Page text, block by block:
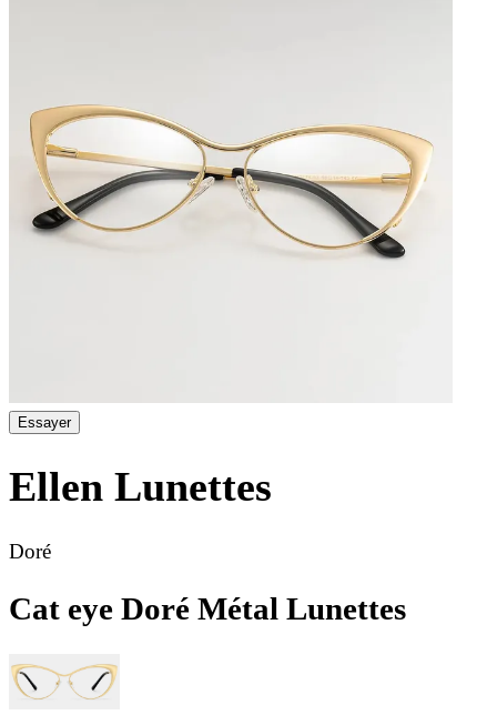
Essayer
Ellen Lunettes
Doré
Cat eye Doré Métal Lunettes